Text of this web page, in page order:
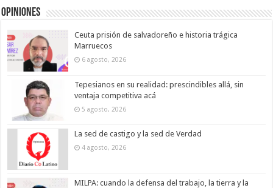
Opiniones
Ceuta prisión de salvadoreño e historia trágica
Marruecos
6 agosto, 2026
Tepesianos en su realidad: prescindibles allá, sin
ventaja competitiva acá
5 agosto, 2026
La sed de castigo y la sed de Verdad
4 agosto, 2026
MILPA: cuando la defensa del trabajo, la tierra y la